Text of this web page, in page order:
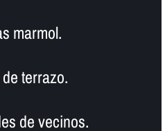
marmol.
terrazo.
de vecinos.